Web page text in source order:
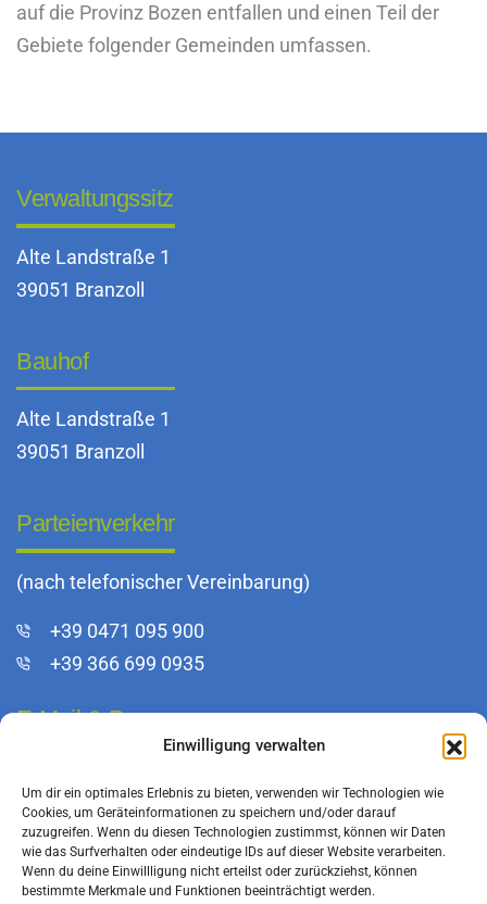
Einwilligung verwalten
Um dir ein optimales Erlebnis zu bieten, verwenden wir Technologien wie
Cookies, um Geräteinformationen zu speichern und/oder darauf
zuzugreifen. Wenn du diesen Technologien zustimmst, können wir Daten
wie das Surfverhalten oder eindeutige IDs auf dieser Website verarbeiten.
Wenn du deine Einwillligung nicht erteilst oder zurückziehst, können
bestimmte Merkmale und Funktionen beeinträchtigt werden.
auf die Provinz Bozen entfallen und einen Teil der
Gebiete folgender Gemeinden umfassen.
Verwaltungssitz
Alte Landstraße 1
39051 Branzoll
Bauhof
Alte Landstraße 1
39051 Branzoll
Parteienverkehr
(nach telefonischer Vereinbarung)
+39 0471 095 900
+39 366 699 0935
E-Mail & Pec
infoeg@pec.rolmail.net